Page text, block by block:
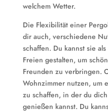
welchem Wetter.
Die Flexibilität einer
dir auch, verschiedene
schaffen. Du kannst sie
Freien gestalten, um
Freunden zu verbringen.
Wohnzimmer nutzen, um
zu schaffen, in der du
genießen kannst. Du